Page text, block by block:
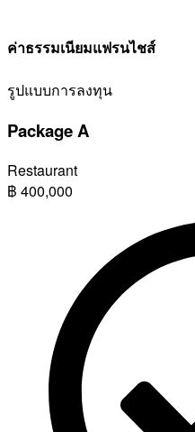
ค่าธรรมเนียมแฟรนไชส์
รูปแบบการลงทุน
Package A
Restaurant
฿ 400,000